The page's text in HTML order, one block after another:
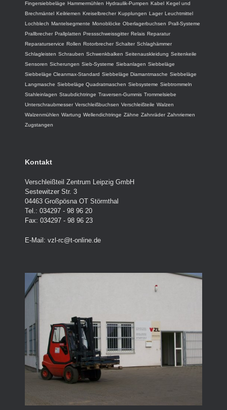
Fingersiebbeläge Hammermühlen Hydraulik-Pumpen Kabel Kegel und
Brechmäntel Keilriemen Kreiselbrecher Kupplungen Lager Leuchtmittel
Lochblech Mantelsegmente Monoblöcke Oberlagerbuchsen Prall-Systeme
Prallbrecher Prallplatten Pressschweissgitter Relais Reparatur
Reparaturservice Rollen Rotorbrecher Schalter Schlaghämmer
Schlagleisten Schrauben Schwenkbalken Seitenauskleidung Seitenkeile
Sensoren Sicherungen Sieb-Systeme Siebanlagen Siebbeläge
Siebbeläge Cleanmax-Standard Siebbeläge Diamantmasche Siebbeläge
Langmasche Siebbeläge Quadratmaschen Siebsysteme Siebtrommeln
Stahleinlagen Staubdichtringe Traversen-Gummis Trommelsiebe
Unterschraubmesser Verschleißbuchsen Verschleißteile Walzen
Walzenmühlen Wartung Wellendichtringe Zähne Zahnräder Zahnriemen
Zugstangen
Kontakt
Verschleißteil Zentrum Leipzig GmbH
Sestewitzer Str. 3
04463 Großpösna OT Störmthal
Tel.: 034297 - 98 96 20
Fax: 034297 - 98 96 23
E-Mail: vzl-rc@t-online.de